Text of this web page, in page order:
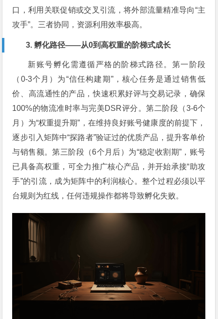
口，利用关联促销或交叉引流，将外部流量精准导向“主
攻手”。三者协同，资源利用效率极高。
3. 孵化路径——从0到高权重的阶梯式成长
新账号孵化需遵循严格的阶梯式路径。第一阶段
（0-3个月）为“信任构建期”，核心任务是通过销售低
价、高流通性的产品，快速积累好评与交易记录，确保
100%的物流准时率与完美DSR评分。第二阶段（3-6个
月）为“权重提升期”，在维持良好账号健康度的前提下，
逐步引入矩阵中“探路者”验证过的优质产品，提升客单价
与销售额。第三阶段（6个月后）为“稳定收割期”，账号
已具备高权重，可全力推广核心产品，并开始承接“助攻
手”的引流，成为矩阵中的利润核心。整个过程必须以平
台规则为红线，任何违规操作都将导致孵化失败。